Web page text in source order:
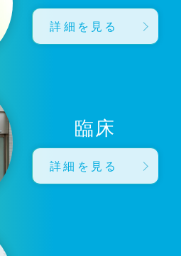
詳細を見る
臨床
詳細を見る